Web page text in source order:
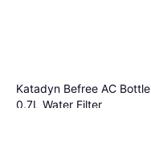
Katadyn Befree AC Bottle
0.7L Water Filter